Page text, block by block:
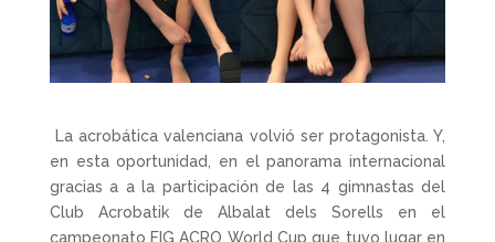
La acrobática valenciana volvió ser protagonista. Y,
en esta oportunidad, en el panorama internacional
gracias a a la participación de las 4 gimnastas del
Club Acrobatik de Albalat dels Sorells en el
campeonato FIG ACRO World Cup que tuvo lugar en